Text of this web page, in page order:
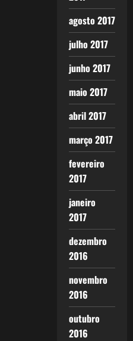
agosto 2017
julho 2017
junho 2017
maio 2017
abril 2017
março 2017
fevereiro
2017
janeiro
2017
dezembro
2016
novembro
2016
outubro
2016